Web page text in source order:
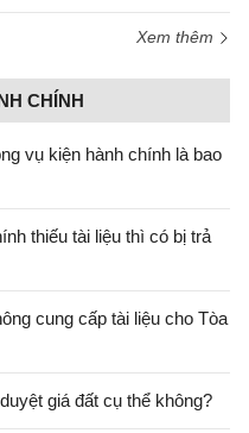
Xem thêm
CHÍNH
vụ kiện hành chính là bao
thiếu tài liệu thì có bị trả
cung cấp tài liệu cho Tòa
giá đất cụ thể không?